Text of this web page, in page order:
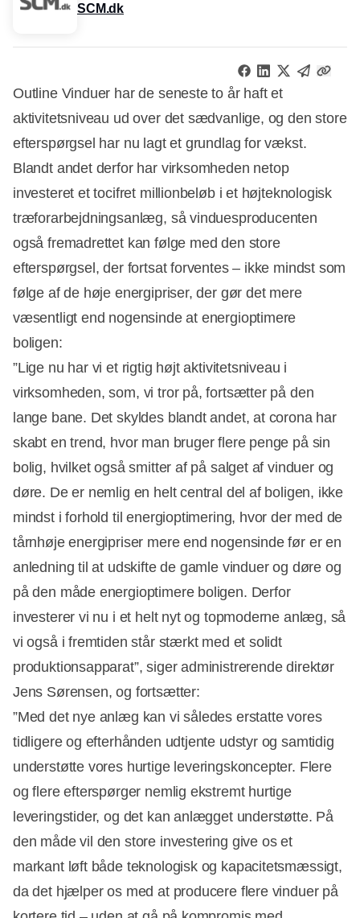
SCM.dk
Outline Vinduer har de seneste to år haft et
aktivitetsniveau ud over det sædvanlige, og den store
efterspørgsel har nu lagt et grundlag for vækst.
Blandt andet derfor har virksomheden netop
investeret et tocifret millionbeløb i et højteknologisk
træforarbejdningsanlæg, så vinduesproducenten
også fremadrettet kan følge med den store
efterspørgsel, der fortsat forventes – ikke mindst som
følge af de høje energipriser, der gør det mere
væsentligt end nogensinde at energioptimere
boligen:
”Lige nu har vi et rigtig højt aktivitetsniveau i
virksomheden, som, vi tror på, fortsætter på den
lange bane. Det skyldes blandt andet, at corona har
skabt en trend, hvor man bruger flere penge på sin
bolig, hvilket også smitter af på salget af vinduer og
døre. De er nemlig en helt central del af boligen, ikke
mindst i forhold til energioptimering, hvor der med de
tårnhøje energipriser mere end nogensinde før er en
anledning til at udskifte de gamle vinduer og døre og
på den måde energioptimere boligen. Derfor
investerer vi nu i et helt nyt og topmoderne anlæg, så
vi også i fremtiden står stærkt med et solidt
produktionsapparat”, siger administrerende direktør
Jens Sørensen, og fortsætter:
Annonce
”Med det nye anlæg kan vi således erstatte vores
tidligere og efterhånden udtjente udstyr og samtidig
understøtte vores hurtige leveringskoncepter. Flere
og flere efterspørger nemlig ekstremt hurtige
leveringstider, og det kan anlægget understøtte. På
den måde vil den store investering give os et
markant løft både teknologisk og kapacitetsmæssigt,
da det hjælper os med at producere flere vinduer på